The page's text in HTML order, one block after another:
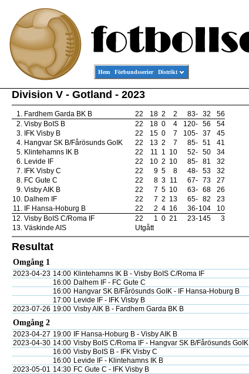
Hem Förbundsserier Distrikt
Division V - Gotland - 2023
1. Fardhem Garda BK B 22 18 2 2 83- 32
56
2. Visby BoIS B 22 18 0 4 120- 56
54
3. IFK Visby B 22 15 0 7 105- 37
45
4. Hangvar SK B/Fårösunds GoIK 22 13 2 7 85- 51
41
5. Klintehamns IK B 22 11 1 10 52- 50
34
6. Levide IF 22 10 2 10 85- 81
32
7. IFK Visby C 22 9 5 8 48- 53
32
8. FC Gute C 22 8 3 11 67- 73
27
9. Visby AIK B 22 7 5 10 63- 68
26
10. Dalhem IF 22 7 2 13 65- 82
23
11. IF Hansa-Hoburg B 22 2 4 16 36-104
10
12. Visby BoIS C/Roma IF 22 1 0 21 23-145
3
13. Väskinde AIS Utgått
Resultat
Omgång 1
2023-04-23 14:00 Klintehamns IK B - Visby BoIS C/Roma IF
16:00 Dalhem IF - FC Gute C
16:00 Hangvar SK B/Fårösunds GoIK - IF Hansa-Hoburg B
17:00 Levide IF - IFK Visby B
2023-07-26 19:00 Visby AIK B - Fardhem Garda BK B
Omgång 2
2023-04-27 19:00 IF Hansa-Hoburg B - Visby AIK B
2023-04-30 14:00 Visby BoIS C/Roma IF - Hangvar SK B/Fårösunds GoIK
16:00 Visby BoIS B - IFK Visby C
16:00 Levide IF - Klintehamns IK B
2023-05-01 14:30 FC Gute C - IFK Visby B